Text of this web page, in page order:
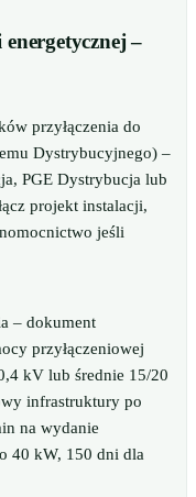
energetycznej –
przyłączenia do
Dystrybucyjnego) –
PGE Dystrybucja lub
projekt instalacji,
jeśli
– dokument
przyłączeniowej
kV lub średnie 15/20
infrastruktury po
na wydanie
40 kW, 150 dni dla